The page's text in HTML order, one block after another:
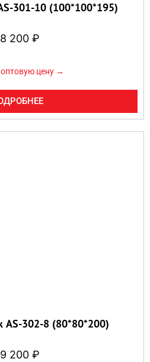
301-10 (100*100*195)
200 ₽
цену →
AS-302-8 (80*80*200)
200 ₽